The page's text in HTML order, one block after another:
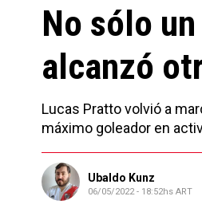
Noticias
Tabla de posiciones
Fixture
Reserva
No sólo
alcanzó
Lucas Pratto volvió a
máximo goleador en
Ubaldo Kunz
06/05/2022 - 18:52hs ART